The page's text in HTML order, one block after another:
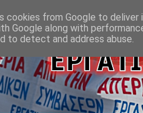
cookies from Google to
Google along with
to detect and address abuse.